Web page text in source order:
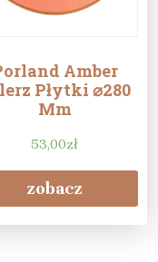
Amber
Płytki ⌀280
Mm
53,00zł
zobacz